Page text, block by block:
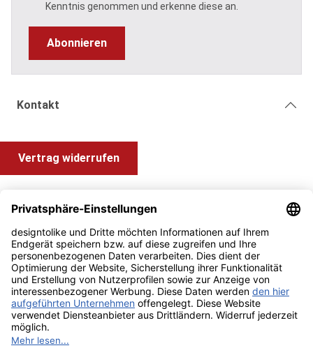
Kenntnis genommen und erkenne diese an.
Abonnieren
Kontakt
Vertrag widerrufen
Information und Impressum
Zahlung & Versand